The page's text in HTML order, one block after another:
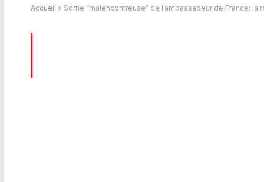
Accueil » Sortie “malencontreuse” de l’ambassadeur de France: